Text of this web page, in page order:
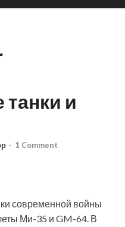
и
- 1 Comment
современной войны
Ми-35 и GM-64. В